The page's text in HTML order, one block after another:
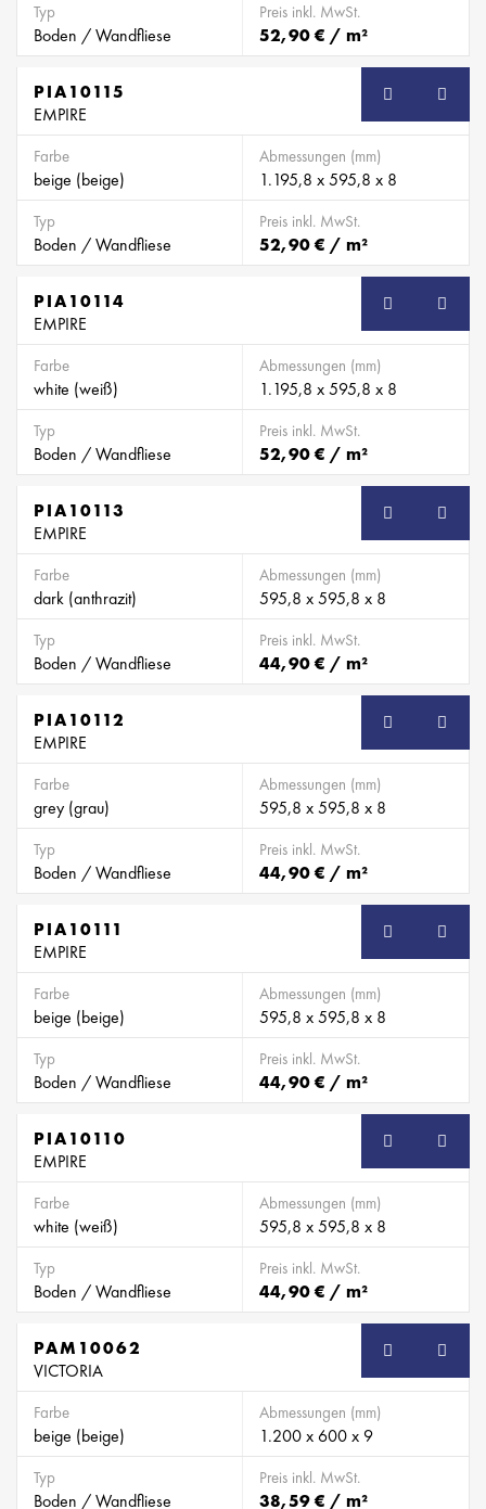
Typ
Boden / Wandfliese
Preis inkl. MwSt.
52,90 € / m²
PIA10115
EMPIRE
Farbe
beige (beige)
Abmessungen (mm)
1.195,8 x 595,8 x 8
Typ
Boden / Wandfliese
Preis inkl. MwSt.
52,90 € / m²
PIA10114
EMPIRE
Farbe
white (weiß)
Abmessungen (mm)
1.195,8 x 595,8 x 8
Typ
Boden / Wandfliese
Preis inkl. MwSt.
52,90 € / m²
PIA10113
EMPIRE
Farbe
dark (anthrazit)
Abmessungen (mm)
595,8 x 595,8 x 8
Typ
Boden / Wandfliese
Preis inkl. MwSt.
44,90 € / m²
PIA10112
EMPIRE
Farbe
grey (grau)
Abmessungen (mm)
595,8 x 595,8 x 8
Typ
Boden / Wandfliese
Preis inkl. MwSt.
44,90 € / m²
PIA10111
EMPIRE
Farbe
beige (beige)
Abmessungen (mm)
595,8 x 595,8 x 8
Typ
Boden / Wandfliese
Preis inkl. MwSt.
44,90 € / m²
PIA10110
EMPIRE
Farbe
white (weiß)
Abmessungen (mm)
595,8 x 595,8 x 8
Typ
Boden / Wandfliese
Preis inkl. MwSt.
44,90 € / m²
PAM10062
VICTORIA
Farbe
beige (beige)
Abmessungen (mm)
1.200 x 600 x 9
Typ
Boden / Wandfliese
Preis inkl. MwSt.
38,59 € / m²